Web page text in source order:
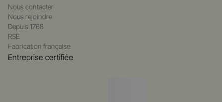
Nous contacter
Nous rejoindre
Depuis 1768
RSE
Fabrication française
Entreprise certifiée